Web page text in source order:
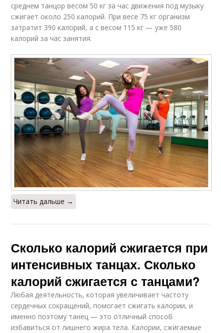
среднем танцор весом 50 кг за час движения под музыку
сжигает около 250 калорий. При весе 75 кг организм
затратит 390 калорий, а с весом 115 кг — уже 580
калорий за час занятия.
Читать дальше →
Сколько калорий сжигается при
интенсивных танцах. Сколько
калорий сжигается с танцами?
Любая деятельность, которая увеличивает частоту
сердечных сокращений, помогает сжигать калории, и
именно поэтому танец — это отличный способ
избавиться от лишнего жира тела. Калории, сжигаемые